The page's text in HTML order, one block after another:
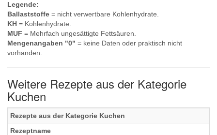
Legende:
Ballaststoffe = nicht verwertbare Kohlenhydrate.
KH = Kohlenhydrate.
MUF = Mehrfach ungesättigte Fettsäuren.
Mengenangaben "0" = keine Daten oder praktisch nicht
vorhanden.
Weitere Rezepte aus der Kategorie
Kuchen
Rezepte aus der Kategorie Kuchen
Rezeptname